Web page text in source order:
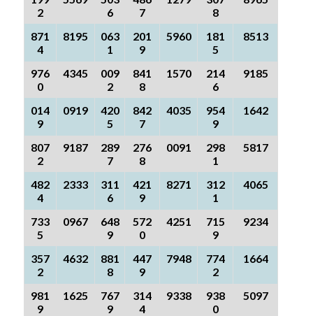
2
6
7
8
871
4
8195
063
1
201
9
5960
181
5
8513
976
0
4345
009
2
841
8
1570
214
6
9185
014
9
0919
420
5
842
7
4035
954
9
1642
807
2
9187
289
7
276
8
0091
298
1
5817
482
4
2333
311
6
421
9
8271
312
1
4065
733
5
0967
648
9
572
0
4251
715
9
9234
357
2
4632
881
8
447
9
7948
774
2
1664
981
9
1625
767
9
314
4
9338
938
0
5097